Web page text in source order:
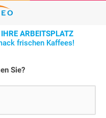
ARBEITSPLATZ
frischen Kaffees!
Sie?